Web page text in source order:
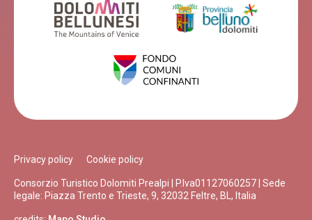
Privacy policy Cookie policy
Consorzio Turistico Dolomiti Prealpi | P.Iva01127060257 | Sede
legale: Piazza Trento e Trieste, 9, 32032 Feltre, BL, Italia